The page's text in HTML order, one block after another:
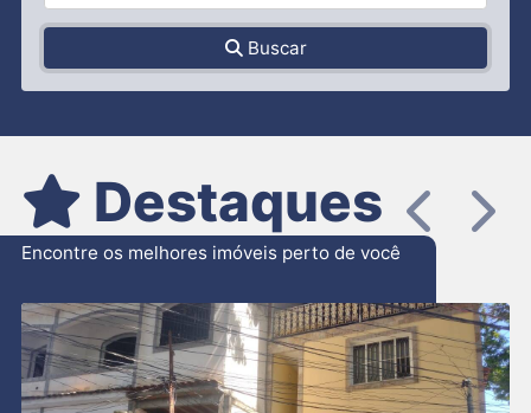
Buscar
Destaques
Encontre os melhores imóveis perto de você